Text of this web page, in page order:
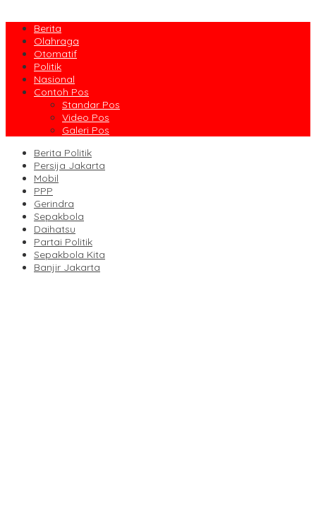
Berita
Olahraga
Otomatif
Politik
Nasional
Contoh Pos
Standar Pos
Video Pos
Galeri Pos
Berita Politik
Persija Jakarta
Mobil
PPP
Gerindra
Sepakbola
Daihatsu
Partai Politik
Sepakbola Kita
Banjir Jakarta